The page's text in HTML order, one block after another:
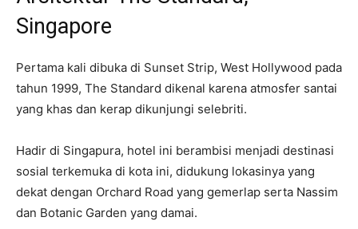
Singapore
Pertama kali dibuka di Sunset Strip, West Hollywood pada
tahun 1999, The Standard dikenal karena atmosfer santai
yang khas dan kerap dikunjungi selebriti.
Hadir di Singapura, hotel ini berambisi menjadi destinasi
sosial terkemuka di kota ini, didukung lokasinya yang
dekat dengan Orchard Road yang gemerlap serta Nassim
dan Botanic Garden yang damai.